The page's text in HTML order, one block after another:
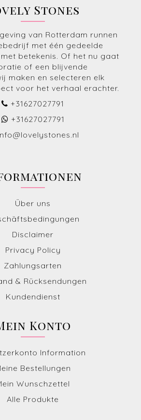
Stones
van Rotterdam runnen
met één gedeelde
betekenis. Of het nu gaat
of een blijvende
maken en selecteren elk
voor het verhaal erachter.
+31627027791
+31627027791
Über uns
Disclaimer
Privacy Policy
Zahlungsarten
& Rücksendungen
Kundendienst
Konto
Information
Bestellungen
Wunschzettel
Alle Produkte